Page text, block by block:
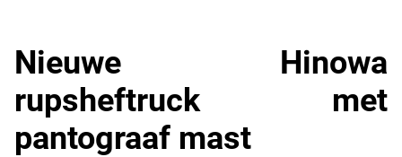
Nieuwe Hinowa
rupsheftruck met
pantograaf mast